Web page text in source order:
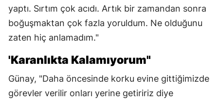
yaptı. Sırtım çok acıdı. Artık bir zamandan sonra
boğuşmaktan çok fazla yoruldum. Ne olduğunu
zaten hiç anlamadım."
'Karanlıkta Kalamıyorum"
Günay, "Daha öncesinde korku evine gittiğimizde
görevler verilir onları yerine getiririz diye